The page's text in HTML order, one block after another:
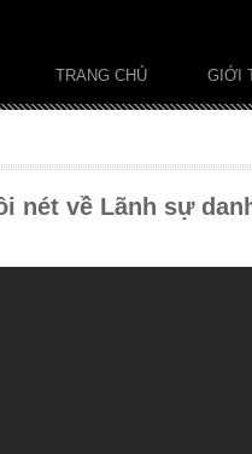
TRANG CHỦ GIỚI
nét về Lãnh sự